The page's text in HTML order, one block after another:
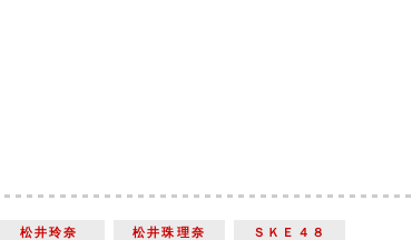
松井玲奈 松井珠理奈 ＳＫＥ４８